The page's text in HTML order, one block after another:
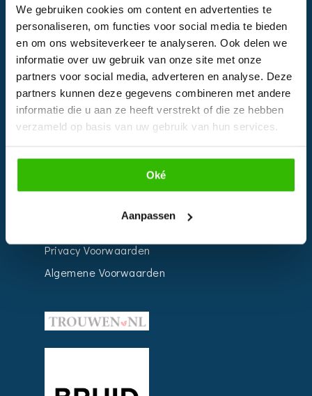
We gebruiken cookies om content en advertenties te
personaliseren, om functies voor social media te bieden
en om ons websiteverkeer te analyseren. Ook delen we
informatie over uw gebruik van onze site met onze
partners voor social media, adverteren en analyse. Deze
partners kunnen deze gegevens combineren met andere
informatie die u aan ze heeft verstrekt of die ze hebben
verzameld op basis van uw gebruik van hun services.
Oké
Aanpassen
EVENTS
Kalender
Bedrijven
Impressie
Weddingplanner
Privacy Voorwaarden
Algemene Voorwaarden